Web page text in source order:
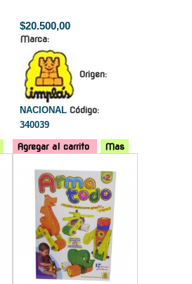
$20.500,00
Marca:
Origen:
NACIONAL Código:
340039
Agregar al carrito
Mas